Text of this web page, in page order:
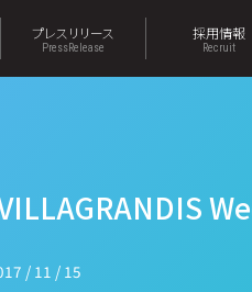
プレスリリース
PressRelease
採用情報
Recruit
/ 11 / 15